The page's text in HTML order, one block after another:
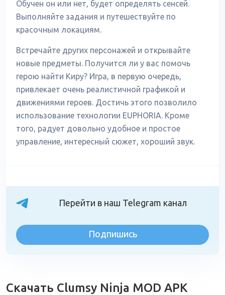
Обучен он или нет, будет определять сенсей.
Выполняйте задания и путешествуйте по
красочным локациям.
Встречайте других персонажей и открывайте
новые предметы. Получится ли у вас помочь
герою найти Киру? Игра, в первую очередь,
привлекает очень реалистичной графикой и
движениями героев. Достичь этого позволило
использование технологии EUPHORIA. Кроме
того, радует довольно удобное и простое
управление, интересный сюжет, хороший звук.
Перейти в наш Telegram канал
Подпишись
Скачать Clumsy Ninja MOD APK